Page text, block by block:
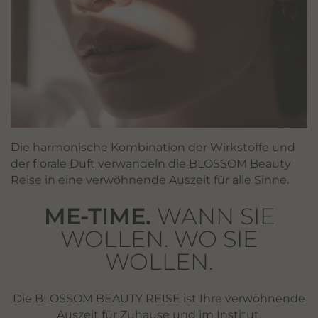
Die harmonische Kombination der Wirkstoffe und
der florale Duft verwandeln die BLOSSOM Beauty
Reise in eine verwöhnende Auszeit für alle Sinne.
ME-TIME. WANN SIE
WOLLEN. WO SIE
WOLLEN.
Die BLOSSOM BEAUTY REISE ist Ihre verwöhnende
Auszeit für Zuhause und im Institut.